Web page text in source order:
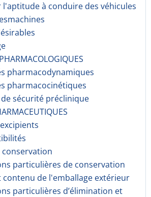
l'aptitude à conduire des véhicules
pharmacodynami­ques
pharmacocinéti­ques
de sécurité préclinique
conservation
particulières de conservation
contenu de l'emballage extérieur
particulières d’élimination et